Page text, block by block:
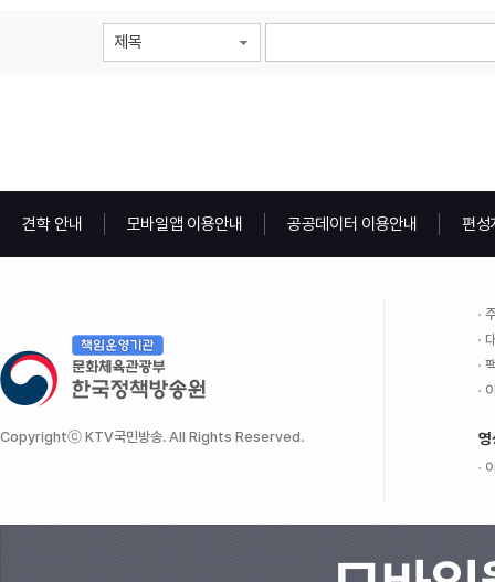
제목
견학 안내 모바일앱 이용안내 공공데이터 이용안내 편성
Copyrightⓒ KTV국민방송. All Rights Reserved. 영